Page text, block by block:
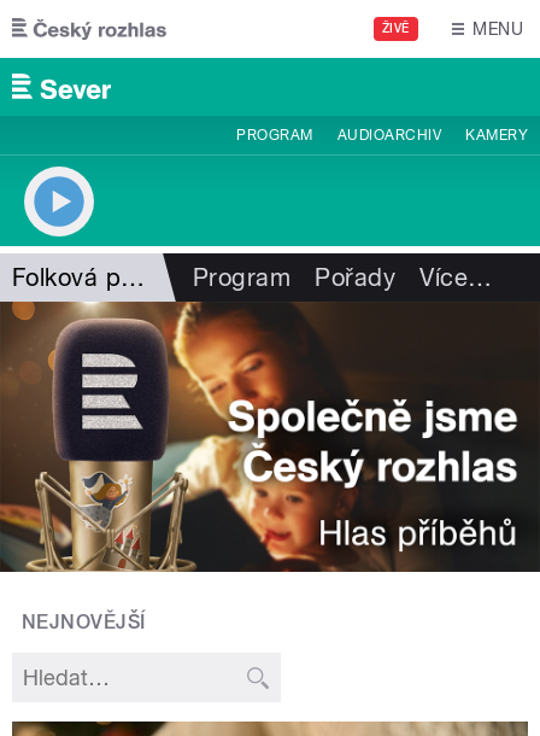
Přejít k hlavnímu obsahu
ŽIVĚ MENU
PROGRAM AUDIOARCHIV KAMERY
Folková pohlazení Program Pořady Více…
NEJNOVĚJŠÍ